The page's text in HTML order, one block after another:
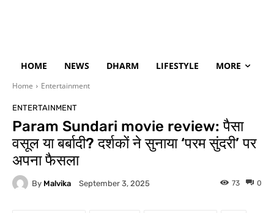
HOME NEWS DHARM LIFESTYLE MORE
Home Entertainment
ENTERTAINMENT
Param Sundari movie review: पैसा
वसूल या बर्बादी? दर्शकों ने सुनाया ‘परम सुंदरी’ पर
अपना फैसला
By Malvika September 3, 2025 0
73